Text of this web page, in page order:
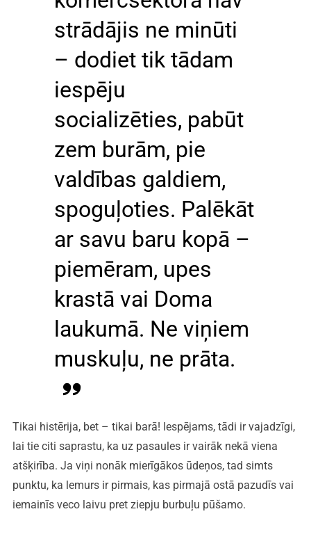
strādājis ne minūti
– dodiet tik tādam
iespēju
socializēties, pabūt
zem burām, pie
valdības galdiem,
spoguļoties. Palēkāt
ar savu baru kopā –
piemēram, upes
krastā vai Doma
laukumā. Ne viņiem
muskuļu, ne prāta.
Tikai histērija, bet – tikai barā! Iespējams, tādi ir vajadzīgi,
lai tie citi saprastu, ka uz pasaules ir vairāk nekā viena
atšķirība. Ja viņi nonāk mierīgākos ūdeņos, tad simts
punktu, ka lemurs ir pirmais, kas pirmajā ostā pazudīs vai
iemainīs veco laivu pret ziepju burbuļu pūšamo.